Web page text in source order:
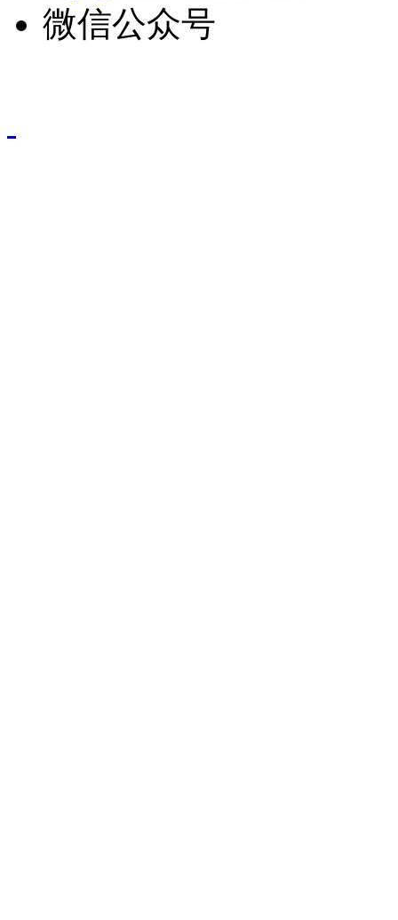
微信公众号